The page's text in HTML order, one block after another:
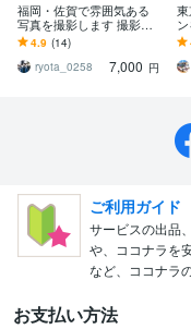
福岡・佐賀で雰囲気ある
写真を撮影します 撮影枚
数無制限で記念に残る写
真を撮ります！
4.9 (14)
ryota_0258
7,000 円
使
し
ご利用ガイド
サービスの出品
や、ココナラを
など、ココナラ
お支払い方法